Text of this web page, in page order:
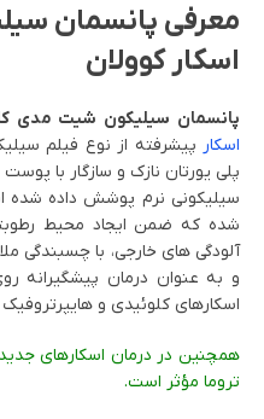
معرفی پانسمان
اسکار کوولان
پانسمان سیلیکون شیت مدی
اسکار پیشرفته از نوع فیلم
پلی یورتان نازک و سازگار با
سیلیکونی نرم پوشش داده شده
شده که ضمن ایجاد محیط
آلودگی های خارجی، با چسبندگی
و به عنوان درمان پیشگیرانه
اسکارهای کلوئیدی و
همچنین در درمان اسکارهای
تروما مؤثر است.